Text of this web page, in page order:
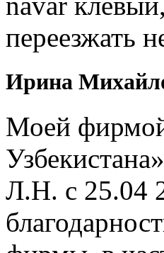
переезжать
Ирина
Моей
Л.Н. с 25.04